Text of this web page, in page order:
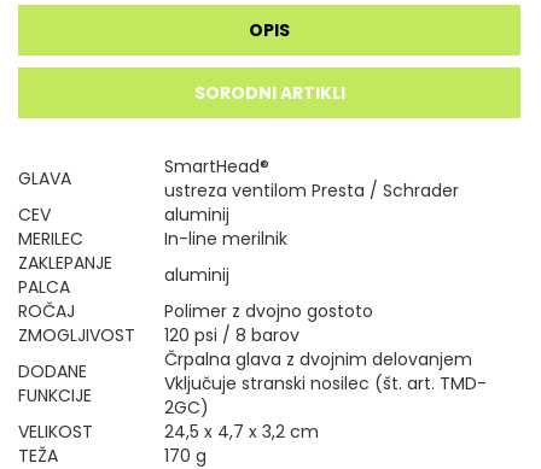
OPIS
SORODNI ARTIKLI
GLAVA
SmartHead®
ustreza ventilom Presta / Schrader
CEV
aluminij
MERILEC
In-line merilnik
ZAKLEPANJE
PALCA
aluminij
ROČAJ
Polimer z dvojno gostoto
ZMOGLJIVOST
120 psi / 8 barov
DODANE
FUNKCIJE
Črpalna glava z dvojnim delovanjem
Vključuje stranski nosilec (št. art. TMD-
2GC)
VELIKOST
24,5 x 4,7 x 3,2 cm
TEŽA
170 g